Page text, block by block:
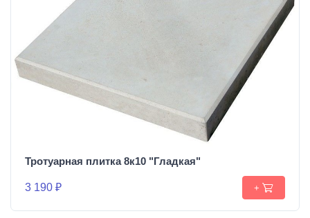
Тротуарная плитка 8к10 "Гладкая"
3 190 ₽ +